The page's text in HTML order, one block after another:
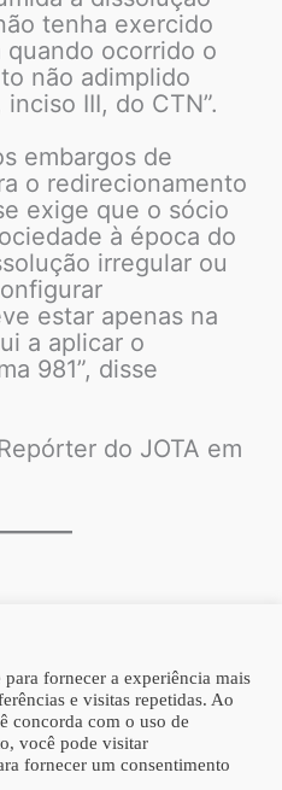
tenha exercido
ocorrido o
não adimplido
III, do CTN”.
embargos de
o redirecionamento
exige que o sócio
à época do
irregular ou
estar apenas na
a aplicar o
981”, disse
do JOTA em
Costa Advogados
fornecer a experiência mais
e visitas repetidas. Ao
concorda com o uso de
você pode visitar
fornecer um consentimento